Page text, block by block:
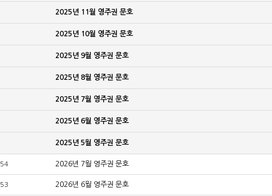
2025년 11월 영주권 문호
2025년 10월 영주권 문호
2025년 9월 영주권 문호
2025년 8월 영주권 문호
2025년 7월 영주권 문호
2025년 6월 영주권 문호
2025년 5월 영주권 문호
2026년 7월 영주권 문호
2026년 6월 영주권 문호